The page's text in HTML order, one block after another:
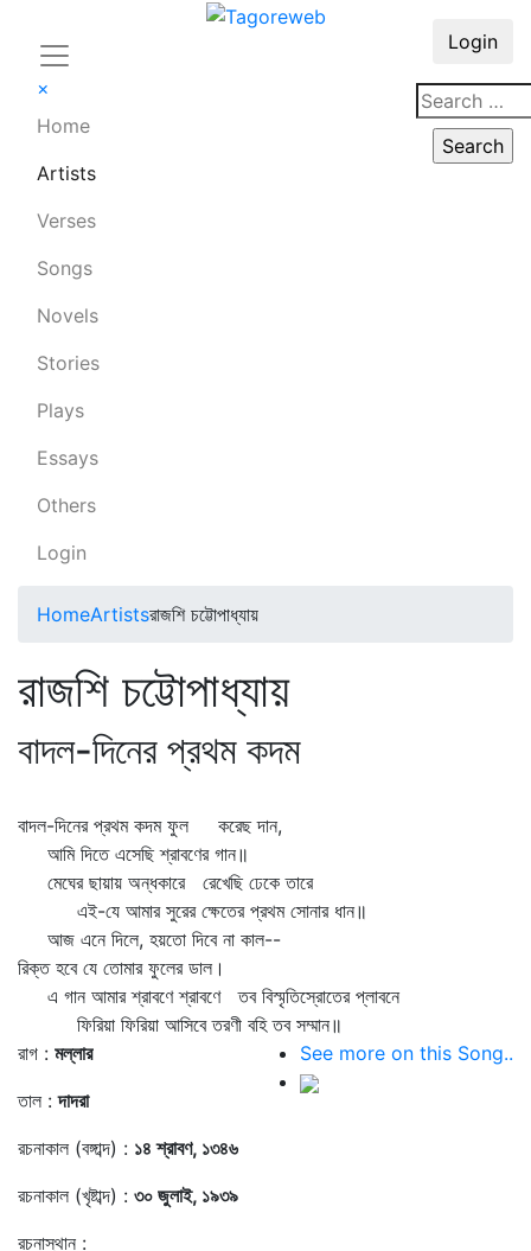
×
Home
Artists
Verses
Songs
Novels
Stories
Plays
Essays
Others
Login
Login
HomeArtistsরাজশি চট্টোপাধ্যায়
রাজশি চট্টোপাধ্যায়
বাদল-দিনের প্রথম কদম
বাদল-দিনের প্রথম কদম ফুল করেছ দান,
আমি দিতে এসেছি শ্রাবণের গান॥
মেঘের ছায়ায় অন্ধকারে রেখেছি ঢেকে তারে
এই-যে আমার সুরের ক্ষেতের প্রথম সোনার ধান॥
আজ এনে দিলে, হয়তো দিবে না কাল--
রিক্ত হবে যে তোমার ফুলের ডাল।
এ গান আমার শ্রাবণে শ্রাবণে তব বিস্মৃতিস্রোতের প্লাবনে
ফিরিয়া ফিরিয়া আসিবে তরণী বহি তব সম্মান॥
রাগ : মল্লার
তাল :দাদরা
রচনাকাল (বঙ্গাব্দ) : ১৪ শ্রাবণ, ১৩৪৬
রচনাকাল (খৃষ্টাব্দ) : ৩০ জুলাই, ১৯৩৯
রচনাস্থান :
See more on this Song..